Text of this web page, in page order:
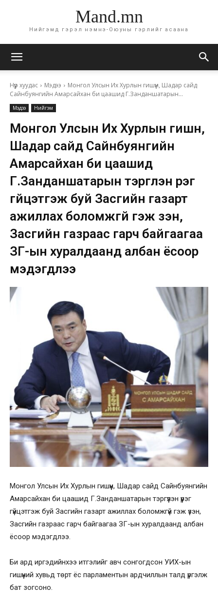
Mand.mn
Нийгэмд гэрэл нэмнэ-Оюуны гэрлийг асаана
Нүүр хуудас Мэдээ
Монгол Улсын Их Хурлын гишүүн, Шадар сайд
Сайнбуянгийн Амарсайхан би цаашид Г.Занданшатарын...
Мэдээ Нийгэм
Монгол Улсын Их Хурлын гишүүн,
Шадар сайд Сайнбуянгийн
Амарсайхан би цаашид
Г.Занданшатарын тэргүүлэн үүрэг
гүйцэтгэж буй Засгийн газарт
ажиллах боломжгүй гэж үзэн,
Засгийн газраас гарч байгаагаа
ЗГ-ын хуралдаанд албан ёсоор
мэдэгдлээ
Монгол Улсын Их Хурлын гишүүн, Шадар сайд Сайнбуянгийн
Амарсайхан би цаашид Г.Занданшатарын тэргүүлэн үүрэг
гүйцэтгэж буй Засгийн газарт ажиллах боломжгүй гэж үзэн,
Засгийн газраас гарч байгаагаа ЗГ-ын хуралдаанд албан
ёсоор мэдэгдлээ.
Би ард иргэдийнхээ итгэлийг авч сонгогдсон УИХ-ын
гишүүний хувьд төрт ёс парламентын ардчиллын талд үргэлж
бат зогсоно.